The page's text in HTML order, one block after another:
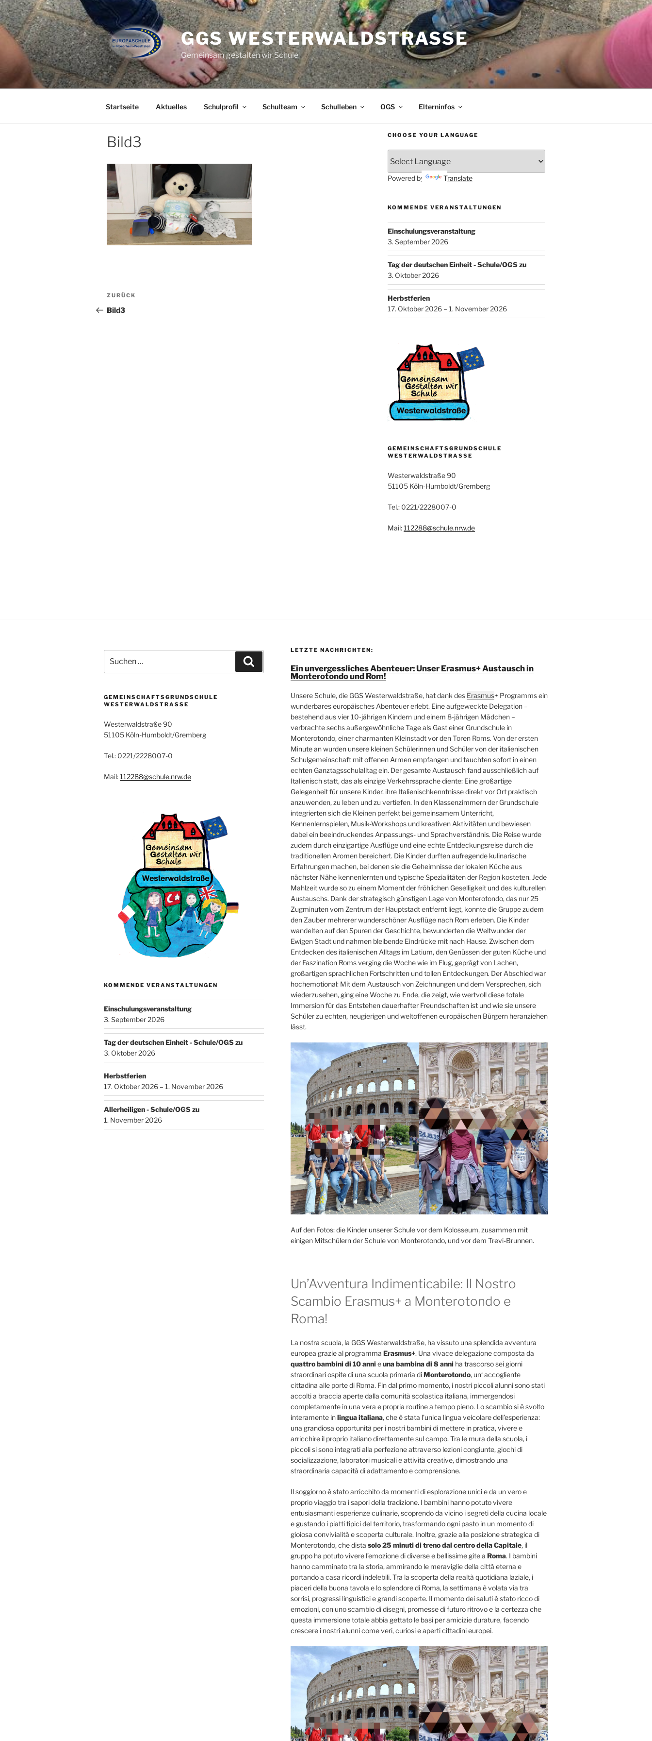
Zum
Inhalt
springen
GGS WESTERWALDSTRASSE
Gemeinsam gestalten wir Schule
Startseite Aktuelles Schulprofil Schulteam Schulleben OGS Elterninfos
Bild3
Beitragsnavigation
Vorheriger
Beitrag
ZURÜCK
Bild3
CHOOSE YOUR LANGUAGE
Powered by Translate
KOMMENDE VERANSTALTUNGEN
Einschulungsveranstaltung
3. September 2026
Tag der deutschen Einheit - Schule/OGS zu
3. Oktober 2026
Herbstferien
17. Oktober 2026 – 1. November 2026
GEMEINSCHAFTSGRUNDSCHULE
WESTERWALDSTRASSE
Westerwaldstraße 90
51105 Köln-Humboldt/Gremberg
Tel.: 0221/2228007-0
Mail:112288@schule.nrw.de
nach:
GEMEINSCHAFTSGRUNDSCHULE
WESTERWALDSTRASSE
Westerwaldstraße 90
51105 Köln-Humboldt/Gremberg
Tel.: 0221/2228007-0
Mail:112288@schule.nrw.de
KOMMENDE VERANSTALTUNGEN
Einschulungsveranstaltung
3. September 2026
Tag der deutschen Einheit - Schule/OGS zu
3. Oktober 2026
Herbstferien
17. Oktober 2026 – 1. November 2026
Allerheiligen - Schule/OGS zu
1. November 2026
LETZTE NACHRICHTEN:
Ein unvergessliches Abenteuer: Unser Erasmus+ Austausch in
Monterotondo und Rom!
Unsere Schule, die GGS Westerwaldstraße, hat dank des Erasmus+ Programms ein
wunderbares europäisches Abenteuer erlebt. Eine aufgeweckte Delegation –
bestehend aus vier 10-jährigen Kindern und einem 8-jährigen Mädchen –
verbrachte sechs außergewöhnliche Tage als Gast einer Grundschule in
Monterotondo, einer charmanten Kleinstadt vor den Toren Roms. Von der ersten
Minute an wurden unsere kleinen Schülerinnen und Schüler von der italienischen
Schulgemeinschaft mit offenen Armen empfangen und tauchten sofort in einen
echten Ganztagsschulalltag ein. Der gesamte Austausch fand ausschließlich auf
Italienisch statt, das als einzige Verkehrssprache diente: Eine großartige
Gelegenheit für unsere Kinder, ihre Italienischkenntnisse direkt vor Ort praktisch
anzuwenden, zu leben und zu vertiefen. In den Klassenzimmern der Grundschule
integrierten sich die Kleinen perfekt bei gemeinsamem Unterricht,
Kennenlernspielen, Musik-Workshops und kreativen Aktivitäten und bewiesen
dabei ein beeindruckendes Anpassungs- und Sprachverständnis. Die Reise wurde
zudem durch einzigartige Ausflüge und eine echte Entdeckungsreise durch die
traditionellen Aromen bereichert. Die Kinder durften aufregende kulinarische
Erfahrungen machen, bei denen sie die Geheimnisse der lokalen Küche aus
nächster Nähe kennenlernten und typische Spezialitäten der Region kosteten. Jede
Mahlzeit wurde so zu einem Moment der fröhlichen Geselligkeit und des kulturellen
Austauschs. Dank der strategisch günstigen Lage von Monterotondo, das nur 25
Zugminuten vom Zentrum der Hauptstadt entfernt liegt, konnte die Gruppe zudem
den Zauber mehrerer wunderschöner Ausflüge nach Rom erleben. Die Kinder
wandelten auf den Spuren der Geschichte, bewunderten die Weltwunder der
Ewigen Stadt und nahmen bleibende Eindrücke mit nach Hause. Zwischen dem
Entdecken des italienischen Alltags im Latium, den Genüssen der guten Küche und
der Faszination Roms verging die Woche wie im Flug, geprägt von Lachen,
großartigen sprachlichen Fortschritten und tollen Entdeckungen. Der Abschied war
hochemotional: Mit dem Austausch von Zeichnungen und dem Versprechen, sich
wiederzusehen, ging eine Woche zu Ende, die zeigt, wie wertvoll diese totale
Immersion für das Entstehen dauerhafter Freundschaften ist und wie sie unsere
Schüler zu echten, neugierigen und weltoffenen europäischen Bürgern heranziehen
lässt.
Auf den Fotos: die Kinder unserer Schule vor dem Kolosseum, zusammen mit
einigen Mitschülern der Schule von Monterotondo, und vor dem Trevi-Brunnen.
Un’Avventura Indimenticabile: Il Nostro
Scambio Erasmus+ a Monterotondo e
Roma!
La nostra scuola, la GGS Westerwaldstraße, ha vissuto una splendida avventura
europea grazie al programma Erasmus+. Una vivace delegazione composta da
quattro bambini di 10 annieuna bambina di 8 anniha trascorso sei giorni
straordinari ospite di una scuola primaria diMonterotondo, un‘ accogliente
cittadina alle porte di Roma. Fin dal primo momento, i nostri piccoli alunni sono stati
accolti a braccia aperte dalla comunità scolastica italiana, immergendosi
completamente in una vera e propria routine a tempo pieno. Lo scambio si è svolto
interamente inlingua italiana, che è stata l’unica lingua veicolare dell’esperienza:
una grandiosa opportunità per i nostri bambini di mettere in pratica, vivere e
arricchire il proprio italiano direttamente sul campo. Tra le mura della scuola, i
piccoli si sono integrati alla perfezione attraverso lezioni congiunte, giochi di
socializzazione, laboratori musicali e attività creative, dimostrando una
straordinaria capacità di adattamento e comprensione.
Il soggiorno è stato arricchito da momenti di esplorazione unici e da un vero e
proprio viaggio tra i sapori della tradizione. I bambini hanno potuto vivere
entusiasmanti esperienze culinarie, scoprendo da vicino i segreti della cucina locale
e gustando i piatti tipici del territorio, trasformando ogni pasto in un momento di
gioiosa convivialità e scoperta culturale. Inoltre, grazie alla posizione strategica di
Monterotondo, che dista solo 25 minuti di treno dal centro della Capitale, il
gruppo ha potuto vivere l’emozione di diverse e bellissime gite a Roma. I bambini
hanno camminato tra la storia, ammirando le meraviglie della città eterna e
portando a casa ricordi indelebili. Tra la scoperta della realtà quotidiana laziale, i
piaceri della buona tavola e lo splendore di Roma, la settimana è volata via tra
sorrisi, progressi linguistici e grandi scoperte. Il momento dei saluti è stato ricco di
emozioni, con uno scambio di disegni, promesse di futuro ritrovo e la certezza che
questa immersione totale abbia gettato le basi per amicizie durature, facendo
crescere i nostri alunni come veri, curiosi e aperti cittadini europei.